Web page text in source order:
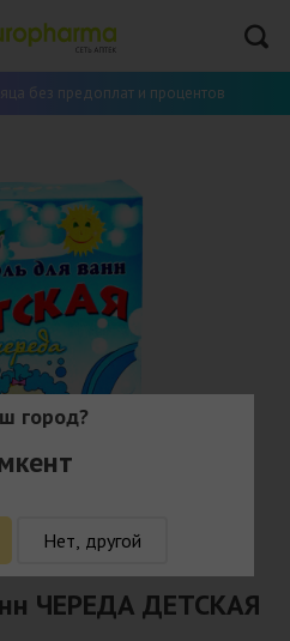
без предоплат и процентов
ЧЕРЕДА ДЕТСКАЯ
город?
Нет, другой